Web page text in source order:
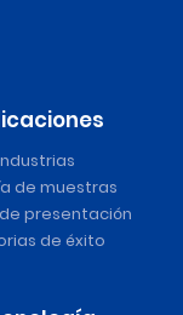
de muestras
presentación
de éxito